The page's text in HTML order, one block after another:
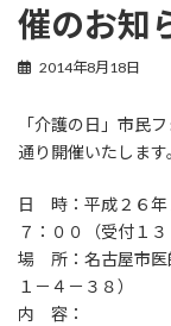
催のお知
2014年8月18日
「介護の日」市民
通り開催いたします
日 時：平成２６年
７：００（受付１３
場 所：名古屋市
１－４－３８）
内 容：